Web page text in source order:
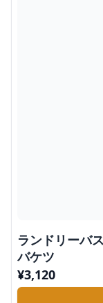
ランドリーバ
バケツ
¥3,120